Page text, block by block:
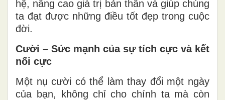
hệ, nâng cao giá trị bản thân và giúp chúng
ta đạt được những điều tốt đẹp trong cuộc
đời.
Cười – Sức mạnh của sự tích cực và kết
nối cực
Một nụ cười có thể làm thay đổi một ngày
của bạn, không chỉ cho chính ta mà còn